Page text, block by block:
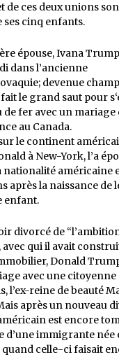
de ces deux unions
ses cinq enfants.
épouse, Ivana
dans l’ancienne
devenue
fait le grand saut pour
de fer avec un mariage
au Canada.
le continent
à New-York, l’a
nationalité américaine
après la naissance de
enfant.
divorcé de
avec qui il avait
Donald
avec une citoyenne
l’ex-reine de beauté
après un nouveau
est encore
d’une immigrante née
quand celle-ci faisait